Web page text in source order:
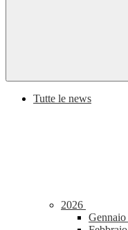
Tutte le news
2026
Gennaio